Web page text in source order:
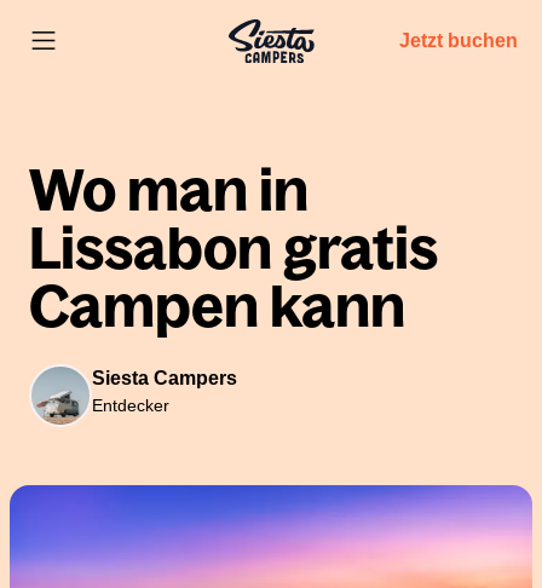
Jetzt buchen
Wo man in
Lissabon gratis
Campen kann
Siesta Campers
Entdecker